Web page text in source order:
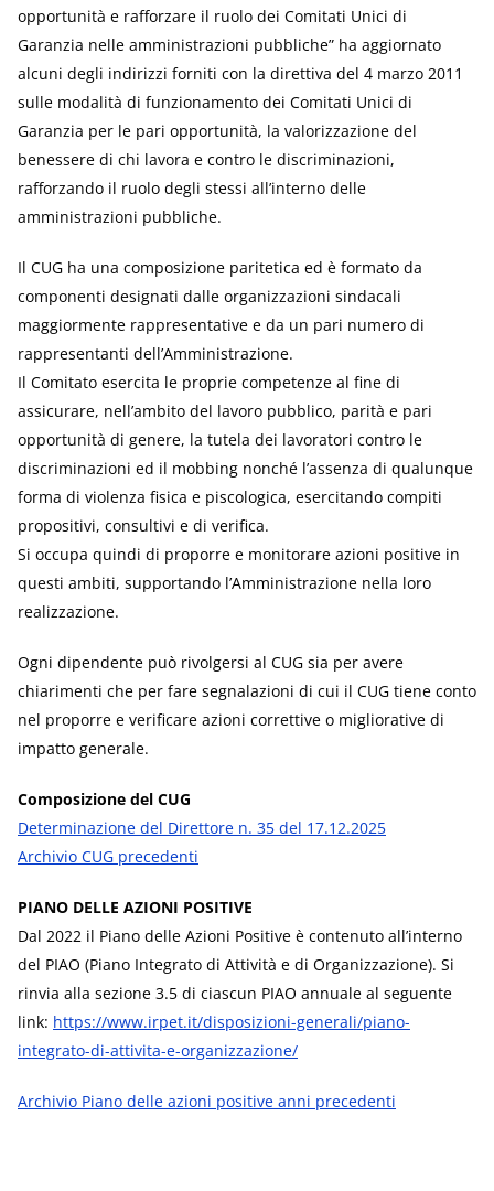
opportunità e rafforzare il ruolo dei Comitati Unici di
Garanzia nelle amministrazioni pubbliche” ha aggiornato
alcuni degli indirizzi forniti con la direttiva del 4 marzo 2011
sulle modalità di funzionamento dei Comitati Unici di
Garanzia per le pari opportunità, la valorizzazione del
benessere di chi lavora e contro le discriminazioni,
rafforzando il ruolo degli stessi all’interno delle
amministrazioni pubbliche.
Il CUG ha una composizione paritetica ed è formato da
componenti designati dalle organizzazioni sindacali
maggiormente rappresentative e da un pari numero di
rappresentanti dell’Amministrazione.
Il Comitato esercita le proprie competenze al fine di
assicurare, nell’ambito del lavoro pubblico, parità e pari
opportunità di genere, la tutela dei lavoratori contro le
discriminazioni ed il mobbing nonché l’assenza di qualunque
forma di violenza fisica e piscologica, esercitando compiti
propositivi, consultivi e di verifica.
Si occupa quindi di proporre e monitorare azioni positive in
questi ambiti, supportando l’Amministrazione nella loro
realizzazione.
Ogni dipendente può rivolgersi al CUG sia per avere
chiarimenti che per fare segnalazioni di cui il CUG tiene conto
nel proporre e verificare azioni correttive o migliorative di
impatto generale.
Composizione del CUG
Determinazione del Direttore n. 35 del 17.12.2025
Archivio CUG precedenti
PIANO DELLE AZIONI POSITIVE
Dal 2022 il Piano delle Azioni Positive è contenuto all’interno
del PIAO (Piano Integrato di Attività e di Organizzazione). Si
rinvia alla sezione 3.5 di ciascun PIAO annuale al seguente
link: https://www.irpet.it/disposizioni-generali/piano-
integrato-di-attivita-e-organizzazione/
Archivio Piano delle azioni positive anni precedenti